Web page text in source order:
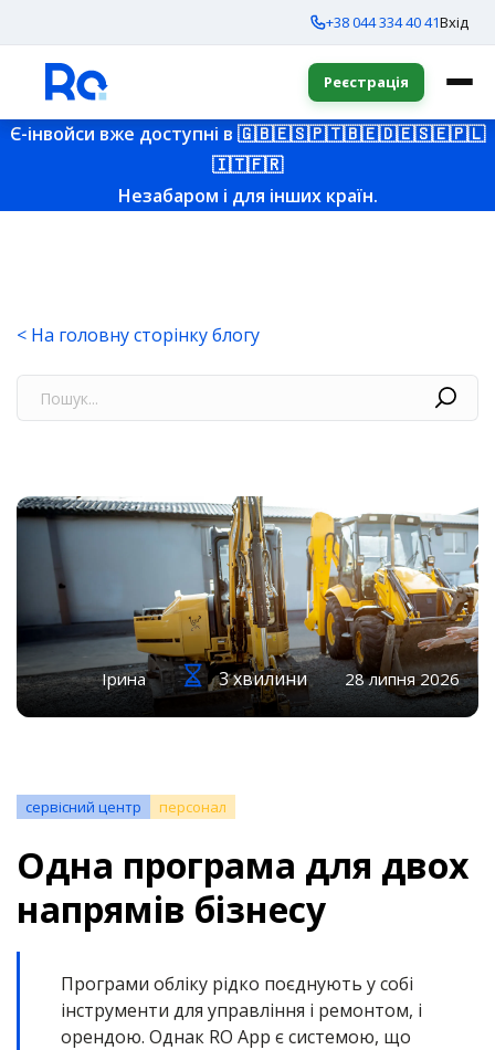
+38 044 334 40 41Вхід
Реєстрація
Є-інвойси вже доступні в 🇬🇧🇪🇸🇵🇹🇧🇪🇩🇪🇸🇪🇵🇱
🇮🇹🇫🇷
Незабаром і для інших країн.
< На головну сторінку блогу
Ірина 3 хвилини 28 липня 2026
сервісний центр персонал
Одна програма для двох
напрямів бізнесу
Програми обліку рідко поєднують у собі
інструменти для управління і ремонтом, і
орендою. Однак RO App є системою, що